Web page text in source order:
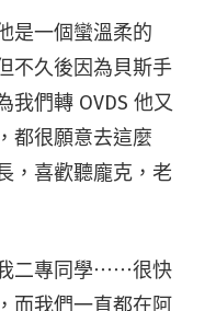
是一個蠻溫柔的
不久後因為貝斯手
我們轉 OVDS 他又
都很願意去這麼
，喜歡聽龐克，老
二專同學⋯⋯很快
而我們一直都在阿